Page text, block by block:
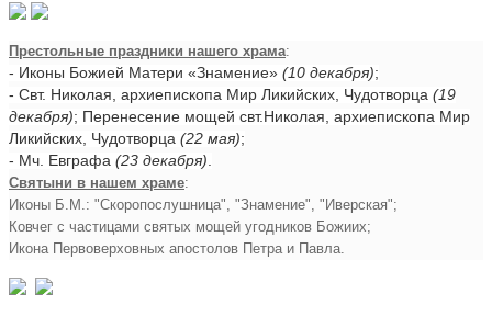
Престольные праздники нашего храма:
- Иконы Божией Матери «Знамение» (10 декабря);
- Свт. Николая, архиепископа Мир Ликийских, Чудотворца (19
декабря); Перенесение мощей свт.Николая, архиепископа Мир
Ликийских, Чудотворца (22 мая);
- Мч. Евграфа (23 декабря)
Святыни в нашем храме:
Иконы Б.М.: "Скоропослушница", "Знамение", "Иверская";
Ковчег с частицами святых мощей угодников Божиих;
Икона Первоверховных апостолов Петра и Павла.